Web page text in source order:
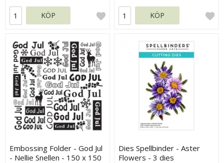
KÖP KÖP
Embossing Folder - God Jul
- Nellie Snellen - 150 x 150
Dies Spellbinder - Aster
Flowers - 3 dies